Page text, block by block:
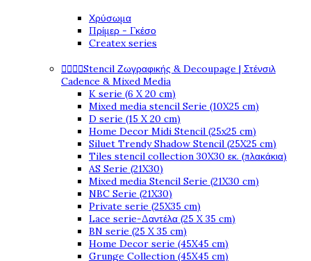
Χρύσωμα
Πρίμερ - Γκέσο
Createx series
Stencil Ζωγραφικής & Decoupage | Στένσιλ
Cadence & Mixed Media
K serie (6 X 20 cm)
Mixed media stencil Serie (10X25 cm)
D serie (15 X 20 cm)
Home Decor Midi Stencil (25x25 cm)
Siluet Trendy Shadow Stencil (25X25 cm)
Tiles stencil collection 30X30 εκ. (πλακάκια)
AS Serie (21X30)
Mixed media Stencil Serie (21X30 cm)
NBC Serie (21X30)
Private serie (25X35 cm)
Lace serie-Δαντέλα (25 X 35 cm)
BN serie (25 X 35 cm)
Home Decor serie (45X45 cm)
Grunge Collection (45X45 cm)